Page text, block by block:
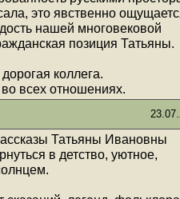
это явственно
нашей многовековой
позиция Татьяны.
коллега.
всех отношениях.
Татьяны Ивановны
в детство, уютное,